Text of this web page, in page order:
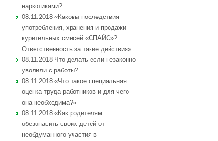
наркотиками?
08.11.2018 «Каковы последствия
употребления, хранения и продажи
курительных смесей «СПАЙС»?
Ответственность за такие действия»
08.11.2018 Что делать если незаконно
уволили с работы?
08.11.2018 «Что такое специальная
оценка труда работников и для чего
она необходима?»
08.11.2018 «Как родителям
обезопасить своих детей от
необдуманного участия в